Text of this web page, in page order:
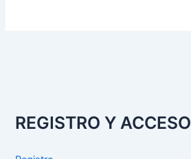
REGISTRO Y ACCESO